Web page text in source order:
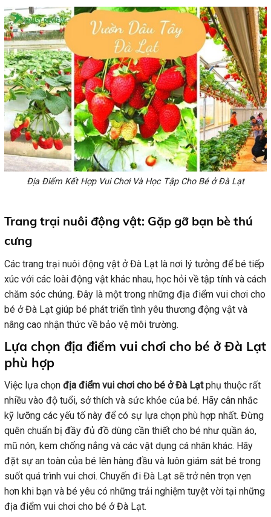
Địa Điểm Kết Hợp Vui Chơi Và Học Tập Cho Bé ở Đà Lạt
Trang trại nuôi động vật: Gặp gỡ bạn bè thú
cưng
Các trang trại nuôi động vật ở Đà Lạt là nơi lý tưởng để bé tiếp
xúc với các loài động vật khác nhau, học hỏi về tập tính và cách
chăm sóc chúng. Đây là một trong những địa điểm vui chơi cho
bé ở Đà Lạt giúp bé phát triển tình yêu thương động vật và
nâng cao nhận thức về bảo vệ môi trường.
Lựa chọn địa điểm vui chơi cho bé ở Đà Lạt
phù hợp
Việc lựa chọn địa điểm vui chơi cho bé ở Đà Lạtphụ thuộc rất
nhiều vào độ tuổi, sở thích và sức khỏe của bé. Hãy cân nhắc
kỹ lưỡng các yếu tố này để có sự lựa chọn phù hợp nhất. Đừng
quên chuẩn bị đầy đủ đồ dùng cần thiết cho bé như quần áo,
mũ nón, kem chống nắng và các vật dụng cá nhân khác. Hãy
đặt sự an toàn của bé lên hàng đầu và luôn giám sát bé trong
suốt quá trình vui chơi. Chuyến đi Đà Lạt sẽ trở nên trọn vẹn
hơn khi bạn và bé yêu có những trải nghiệm tuyệt vời tại những
địa điểm vui chơi cho bé ở Đà Lạt.